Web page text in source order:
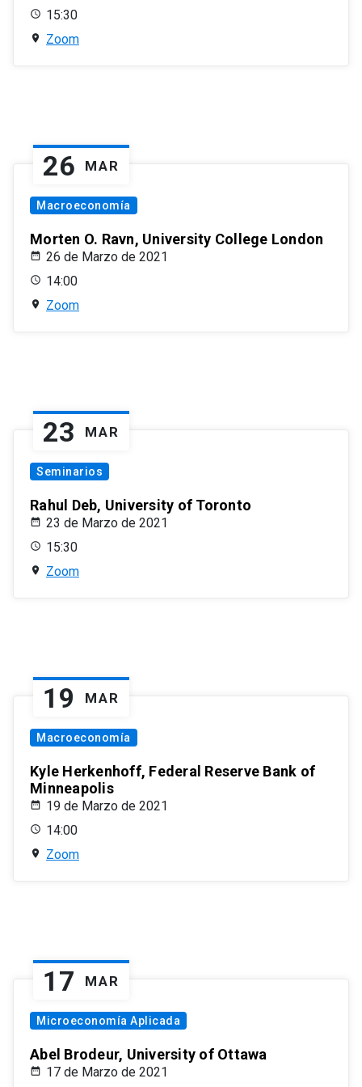
15:30
Zoom
26 MAR
Macroeconomía
Morten O. Ravn, University College London
26 de Marzo de 2021
14:00
Zoom
23 MAR
Seminarios
Rahul Deb, University of Toronto
23 de Marzo de 2021
15:30
Zoom
19 MAR
Macroeconomía
Kyle Herkenhoff, Federal Reserve Bank of
Minneapolis
19 de Marzo de 2021
14:00
Zoom
17 MAR
Microeconomía Aplicada
Abel Brodeur, University of Ottawa
17 de Marzo de 2021